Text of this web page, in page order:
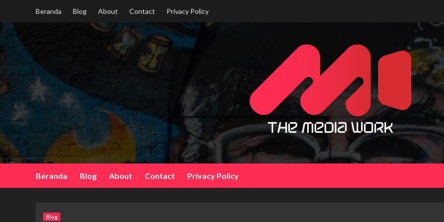
content
Beranda Blog About Contact Privacy Policy
Beranda Blog About Contact Privacy Policy
Blog